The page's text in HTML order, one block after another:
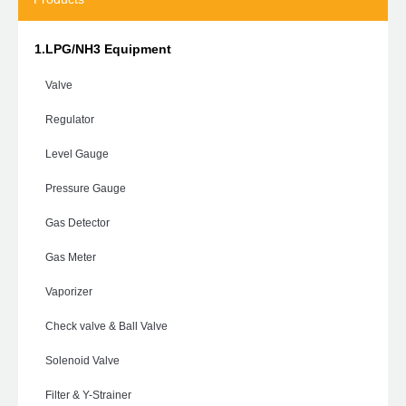
1.LPG/NH3 Equipment
Valve
Regulator
Level Gauge
Pressure Gauge
Gas Detector
Gas Meter
Vaporizer
Check valve & Ball Valve
Solenoid Valve
Filter & Y-Strainer